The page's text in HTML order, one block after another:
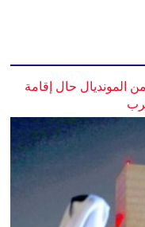
المونديال حال إقامة